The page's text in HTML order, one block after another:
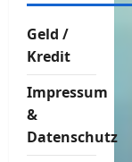
Geld /
Kredit
Impressum
&
Datenschutz